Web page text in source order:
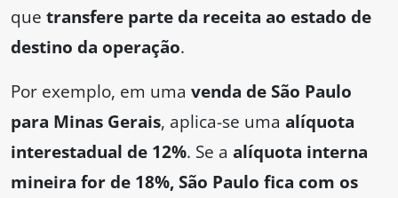
que transfere parte da receita ao estado de
destino da operação.
Por exemplo, em uma venda de São Paulo
para Minas Gerais, aplica-se uma alíquota
interestadual de 12%. Se a alíquota interna
mineira for de 18%, São Paulo fica com os